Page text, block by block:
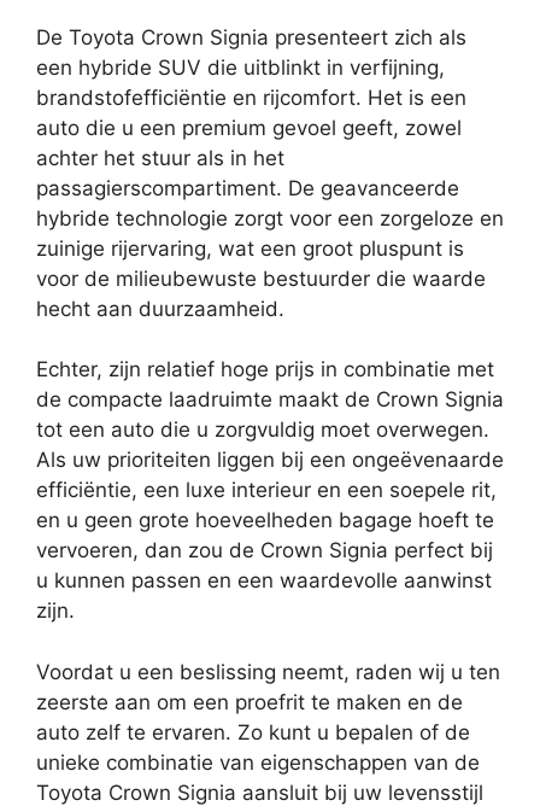
De Toyota Crown Signia presenteert zich als
een hybride SUV die uitblinkt in verfijning,
brandstofefficiëntie en rijcomfort. Het is een
auto die u een premium gevoel geeft, zowel
achter het stuur als in het
passagierscompartiment. De geavanceerde
hybride technologie zorgt voor een zorgeloze en
zuinige rijervaring, wat een groot pluspunt is
voor de milieubewuste bestuurder die waarde
hecht aan duurzaamheid.
Echter, zijn relatief hoge prijs in combinatie met
de compacte laadruimte maakt de Crown Signia
tot een auto die u zorgvuldig moet overwegen.
Als uw prioriteiten liggen bij een ongeëvenaarde
efficiëntie, een luxe interieur en een soepele rit,
en u geen grote hoeveelheden bagage hoeft te
vervoeren, dan zou de Crown Signia perfect bij
u kunnen passen en een waardevolle aanwinst
zijn.
Voordat u een beslissing neemt, raden wij u ten
zeerste aan om een proefrit te maken en de
auto zelf te ervaren. Zo kunt u bepalen of de
unieke combinatie van eigenschappen van de
Toyota Crown Signia aansluit bij uw levensstijl